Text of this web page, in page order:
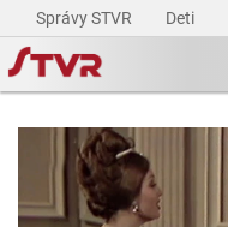
Správy STVR Deti